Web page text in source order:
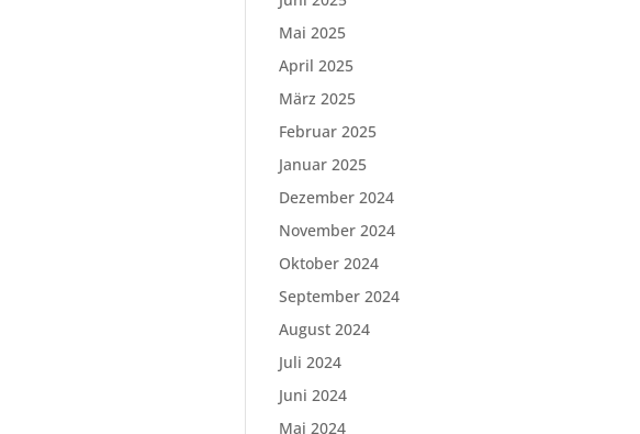
Mai 2025
April 2025
März 2025
Februar 2025
Januar 2025
Dezember 2024
November 2024
Oktober 2024
September 2024
August 2024
Juli 2024
Juni 2024
Mai 2024